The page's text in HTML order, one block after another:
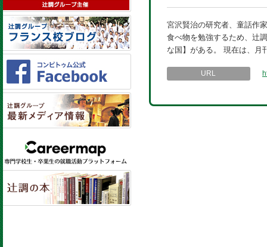
宮沢賢治の研究者、童話作
食べ物を勉強するため、辻
な国】がある。 現在は、月
URL